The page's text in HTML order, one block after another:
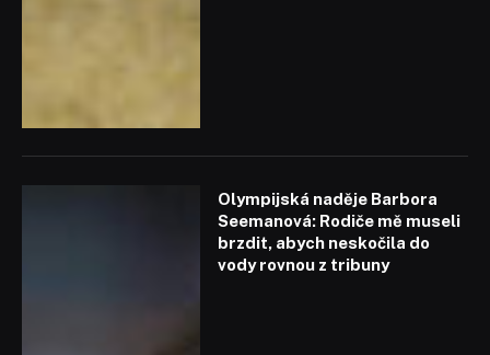
Olympijská naděje Barbora
Seemanová: Rodiče mě museli
brzdit, abych neskočila do
vody rovnou z tribuny